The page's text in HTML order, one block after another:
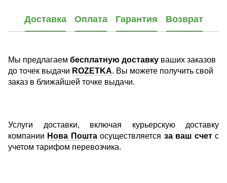
Доставка Оплата Гарантия Возврат
Мы предлагаем бесплатную доставку ваших заказов
до точек выдачи ROZETKA. Вы можете получить свой
заказ в ближайшей точке выдачи.
Услуги доставки, включая курьерскую доставку
компании Нова Поштаосуществляется за ваш счетс
учетом тарифом перевозчика.